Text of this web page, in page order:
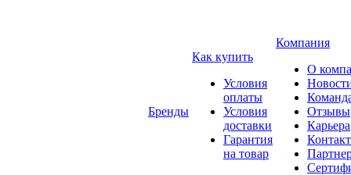
Бренды
Как купить
Условия
оплаты
Условия
доставки
Гарантия
на товар
Компания
О
Отзывы
Карьера